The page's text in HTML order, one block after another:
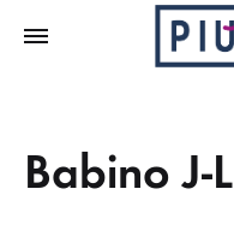
Babino J-L